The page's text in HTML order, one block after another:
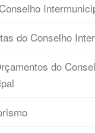
do Conselho
do